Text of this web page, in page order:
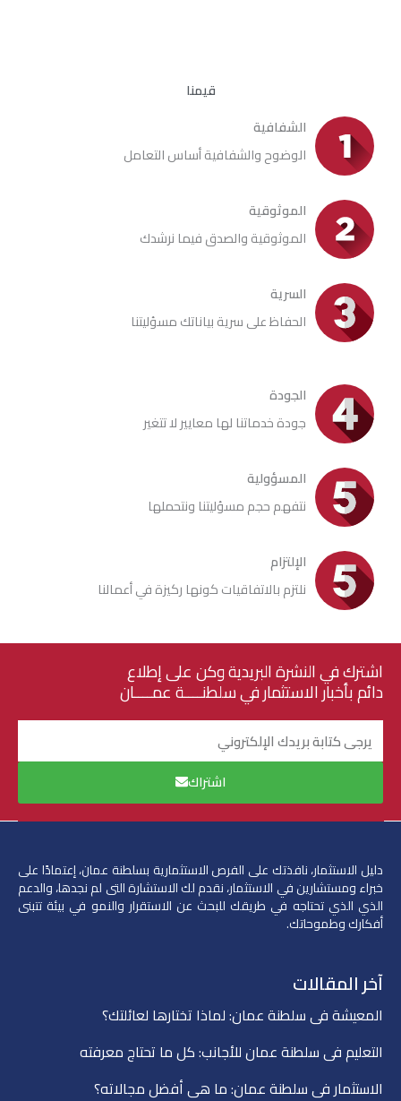
قيمنا
الشفافية
الوضوح والشفافية أساس التعامل
الموثوقية
الموثوقية والصدق فيما نرشدك
السرية
الحفاظ على سرية بياناتك مسؤليتنا
الجودة
جودة خدماتنا لها معايير لا تتغير
المسؤولية
نتفهم حجم مسؤليتنا ونتحملها
الإلتزام
نلتزم بالاتفاقيات كونها ركيزة في أعمالنا
اشترك في النشرة البريدية وكن على إطلاع
دائم بأخبار الاستثمار في سلطنــــة عمــــان
الإلكتروني
اشتراك
دليل الاستثمار، نافذتك على الفرص الاستثمارية بسلطنة عمان، إعتمادًا على
خبراء ومستشارين في الاستثمار،نقدم لك الاستشارة التى لم نجدها، والدعم
الذي الذي تحتاجه في طريقك للبحث عن الاستقرار والنمو في بيئة تتبنى
أفكارك وطموحاتك.
آخر المقالات
المعيشة في سلطنة عمان: لماذا تختارها لعائلتك؟
التعليم في سلطنة عمان للأجانب: كل ما تحتاج معرفته
الاستثمار في سلطنة عمان: ما هي أفضل مجالاته؟